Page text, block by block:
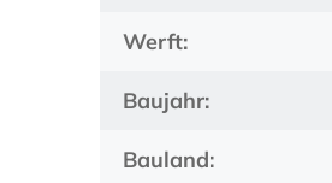
Werft:
Baujahr:
Bauland: